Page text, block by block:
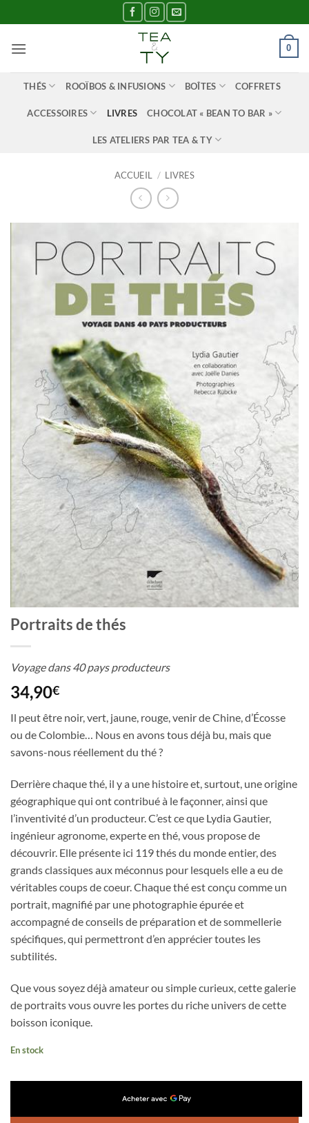
au
contenu
0
THÉS ROOÏBOS & INFUSIONS BOÎTES COFFRETS
ACCESSOIRES LIVRES CHOCOLAT « BEAN TO BAR »
LES ATELIERS PAR TEA & TY
ACCUEIL / LIVRES
Portraits de thés
Voyage dans 40 pays producteurs
34,90€
Il peut être noir, vert, jaune, rouge, venir de Chine, d’Écosse
ou de Colombie… Nous en avons tous déjà bu, mais que
savons-nous réellement du thé ?
Derrière chaque thé, il y a une histoire et, surtout, une origine
géographique qui ont contribué à le façonner, ainsi que
l’inventivité d’un producteur. C’est ce que Lydia Gautier,
ingénieur agronome, experte en thé, vous propose de
découvrir. Elle présente ici 119 thés du monde entier, des
grands classiques aux méconnus pour lesquels elle a eu de
véritables coups de coeur. Chaque thé est conçu comme un
portrait, magnifié par une photographie épurée et
accompagné de conseils de préparation et de sommellerie
spécifiques, qui permettront d’en apprécier toutes les
subtilités.
Quevous soyez déjà amateur ou simple curieux, cette galerie
de portraits vous ouvre les portes du riche univers de cette
boisson iconique.
En stock